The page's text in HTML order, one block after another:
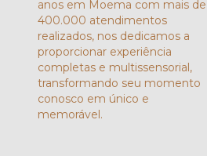
anos em Moema com mais de
400.000 atendimentos
realizados, nos dedicamos a
proporcionar experiência
completas e multissensorial,
transformando seu momento
conosco em único e
memorável.